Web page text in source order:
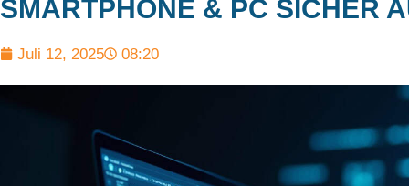
SMARTPHONE & PC SICHER
Juli 12, 2025 08:20